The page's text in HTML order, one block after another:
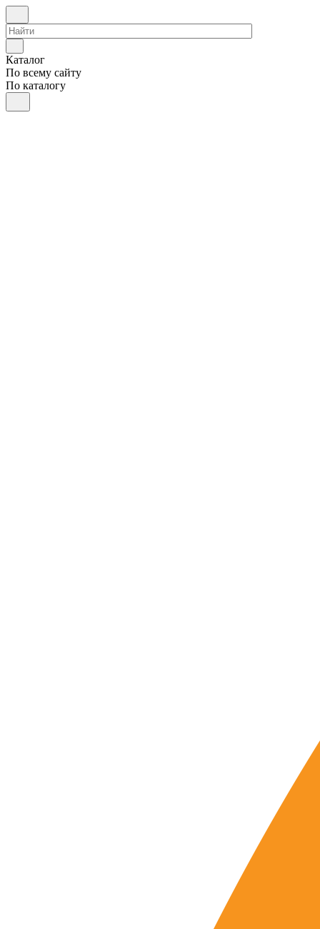
Каталог
По всему сайту
По каталогу